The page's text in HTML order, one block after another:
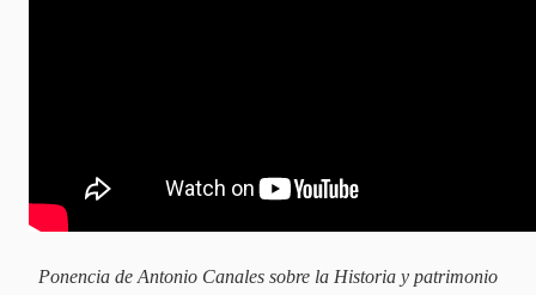
Ponencia de Antonio Canales sobre la Historia y patrimonio